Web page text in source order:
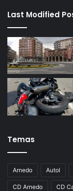
Last Modified
Temas
Arnedo Autol
CD Arnedo CD